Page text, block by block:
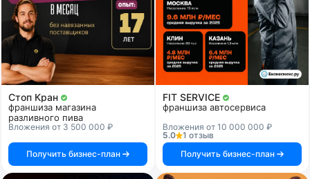
Стоп Кран
франшиза магазина
разливного пива
Вложения от 3 500 000 ₽
Получить бизнес-план
FIT SERVICE
франшиза автосервиса
Вложения от 10 000 000 ₽
5.0
1 отзыв
Получить бизнес-план